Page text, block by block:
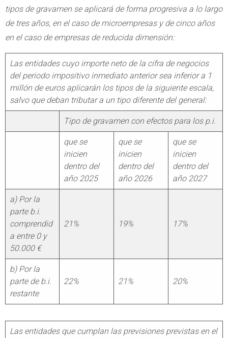
tipos de gravamen se aplicará de forma progresiva a lo largo
de tres años, en el caso de microempresas y de cinco años
en el caso de empresas de reducida dimensión:
Las entidades cuyo importe neto de la cifra de negocios
del periodo impositivo inmediato anterior sea inferior a 1
millón de euros aplicarán los tipos de la siguiente escala,
salvo que deban tributar a un tipo diferente del general:
Tipo de gravamen con efectos para los p.i.
que se
inicien
dentro del
año 2025
que se
inicien
dentro del
año 2026
que se
inicien
dentro del
año 2027
a) Por la
parte b.i.
comprendid
a entre 0 y
50.000 €
21% 19% 17%
b) Por la
parte de b.i.
restante
22% 21% 20%
Las entidades que cumplan las previsiones previstas en el